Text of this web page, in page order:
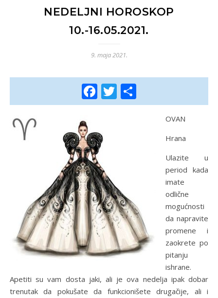
NEDELJNI HOROSKOP
10.-16.05.2021.
9. maja 2021.
Facebook
Twitter
OVAN
Hrana
Ulazite u
period kada
imate
odlične
mogućnosti
da napravite
promene i
zaokrete po
pitanju
ishrane.
Apetiti su vam dosta jaki, ali je ova nedelja ipak dobar
trenutak da pokušate da funkcionišete drugačije, ali i